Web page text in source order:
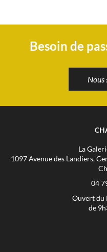
Besoin de
Nous
La
1097 Avenue des Landiers,
04
Ouvert du
de